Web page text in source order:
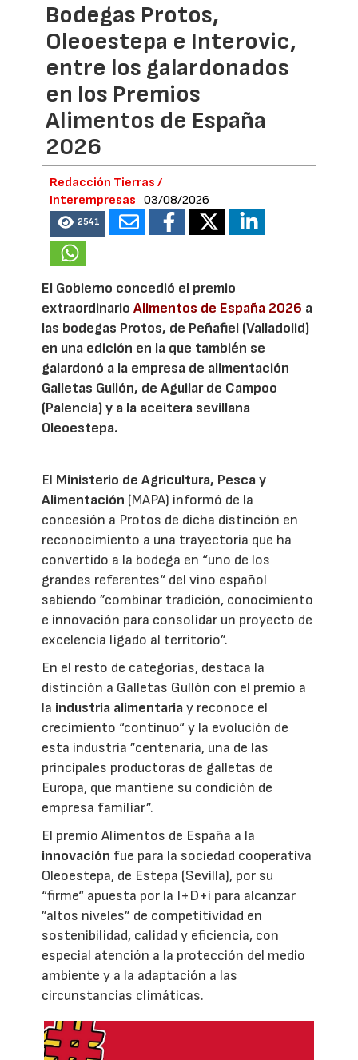
Bodegas Protos,
Oleoestepa e Interovic,
entre los galardonados
en los Premios
Alimentos de España
2026
Redacción Tierras /
Interempresas
03/08/2026
2541
El Gobierno concedió el premio
extraordinarioAlimentos de España 2026 a
las bodegas Protos, de Peñafiel (Valladolid)
en una edición en la que también se
galardonó a la empresa de alimentación
Galletas Gullón, de Aguilar de Campoo
(Palencia) y a la aceitera sevillana
Oleoestepa.
El Ministerio de Agricultura, Pesca y
Alimentación (MAPA) informó de la
concesión a Protos de dicha distinción en
reconocimiento a una trayectoria que ha
convertido a la bodega en “uno de los
grandes referentes“ del vino español
sabiendo ”combinar tradición, conocimiento
e innovación para consolidar un proyecto de
excelencia ligado al territorio”.
En el resto de categorías, destaca la
distinción a Galletas Gullón con el premio a
la industria alimentariay reconoce el
crecimiento “continuo“ y la evolución de
esta industria ”centenaria, una de las
principales productoras de galletas de
Europa, que mantiene su condición de
empresa familiar”.
El premio Alimentos de España a la
innovación fue para la sociedad cooperativa
Oleoestepa, de Estepa (Sevilla), por su
“firme“ apuesta por la I+D+i para alcanzar
”altos niveles” de competitividad en
sostenibilidad, calidad y eficiencia, con
especial atención a la protección del medio
ambiente y a la adaptación a las
circunstancias climáticas.